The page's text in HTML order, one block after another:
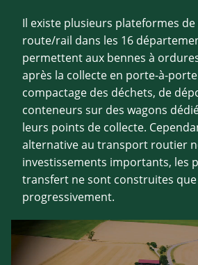
Il existe plusieurs plateformes
route/rail dans les 16
permettent aux bennes à
après la collecte en porte-à-
compactage des déchets, de
conteneurs sur des wagons
leurs points de collecte.
alternative au transport routier
investissements importants, les
transfert ne sont construites que
progressivement.
Lecteur